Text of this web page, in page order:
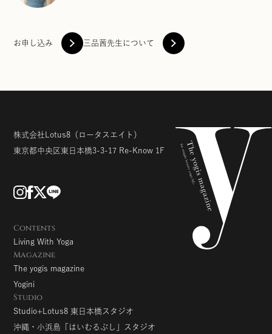
お申し込み 三品茜先生について
株式会社Lotus8 （ロータスエイト）
東京都中央区東日本橋3-3-17 Re-Know 1F
Contents
Living With Yoga
Magazine
The yogis magazine
Yogini
Studio
Studio+Lotus8 東日本橋スタジオ
沖縄・小浜島「はいむるぶし」スタジオ